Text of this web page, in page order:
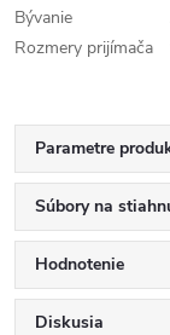
Bývanie
Rozmery prijímača
Parametre
Súbory na
Hodnotenie
Diskusia